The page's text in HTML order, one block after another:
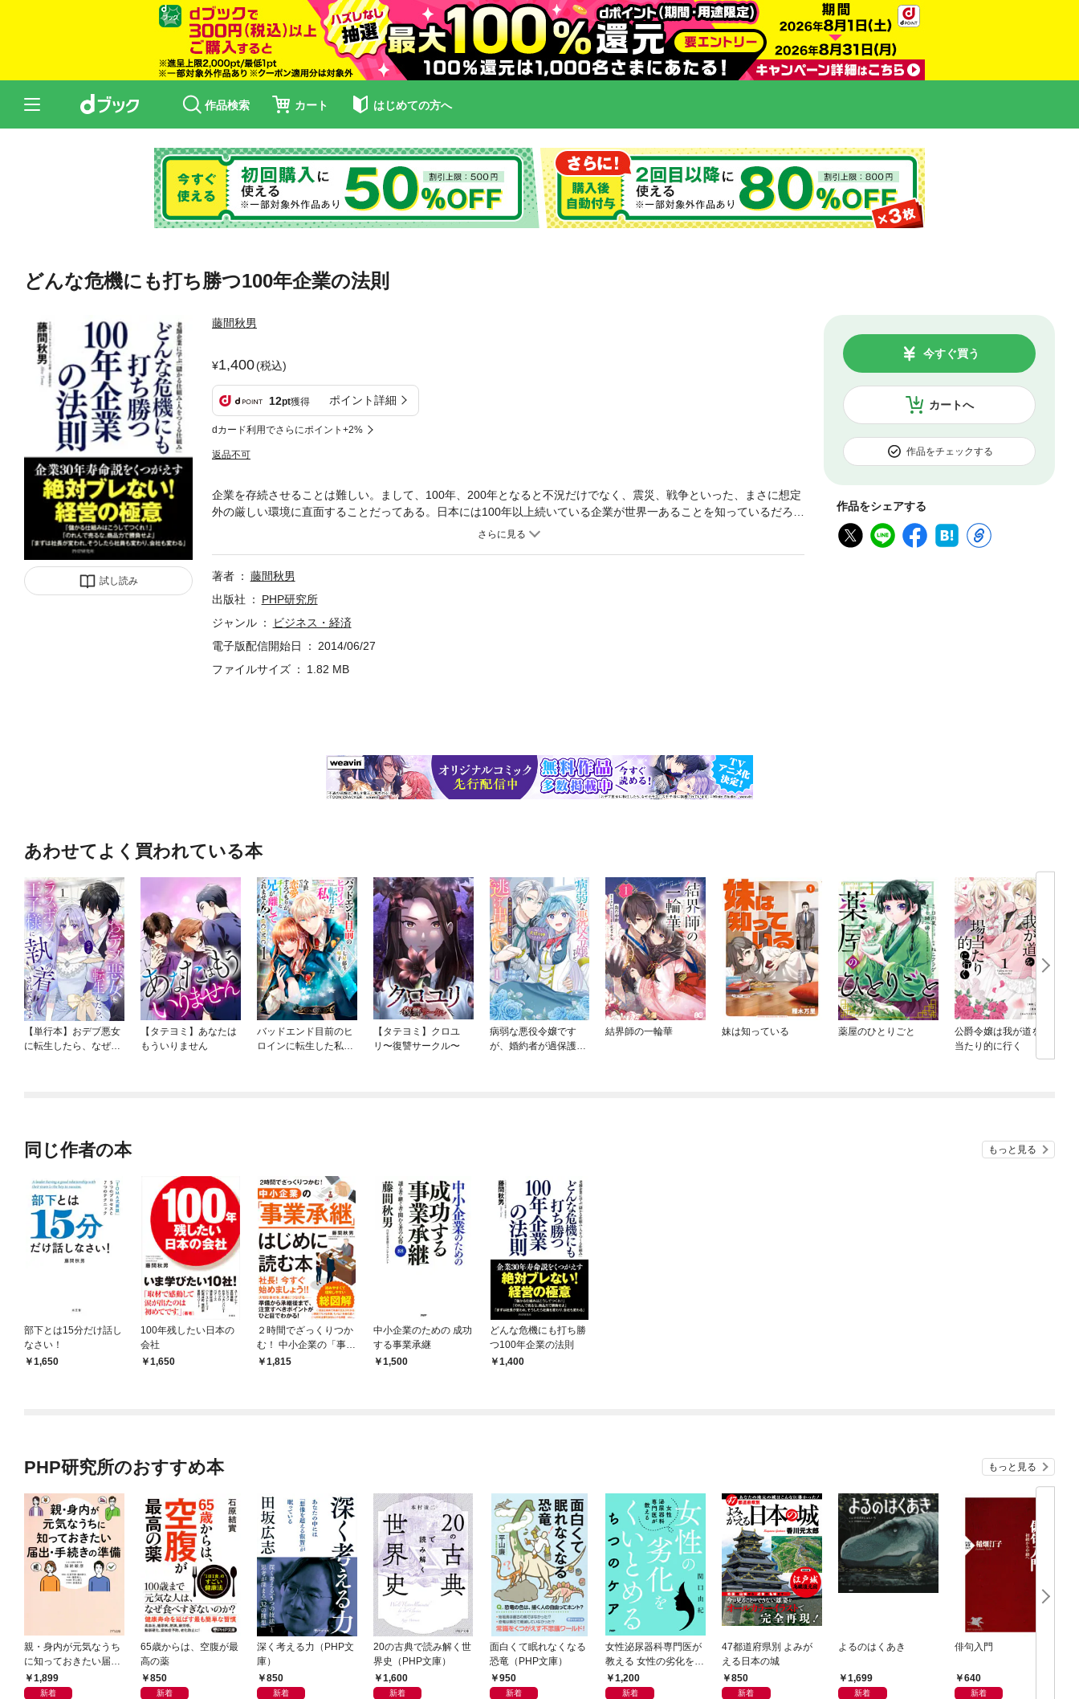
作品検索 カート はじめての方へ
どんな危機にも打ち勝つ100年企業の法則
試し読み
藤間秋男
1,400(税込)
12pt獲得 ポイント詳細
dカード利用でさらにポイント+2%
返品不可
カートへ
今すぐ買う
作品をチェックする
作品をシェアする
企業を存続させることは難しい。まして、100年、200年となると不況だけでなく、震災、戦争といった、まさに想定
外の厳しい環境に直面することだってある。日本には100年以上続いている企業が世界一あることを知っているだろう
か。日本は長寿企業の宝庫であり、だから学べる環境があるのだ。老舗といわれる企業の経営理念、儲かる仕組み、
著者
藤間秋男
出版社
PHP研究所
ジャンル
ビジネス・経済
電子版配信開始日
2014/06/27
ファイルサイズ
1.82 MB
あわせてよく買われている本
【単行本】おデブ悪女
に転生したら、なぜか
【タテヨミ】あなたは
もういりません
バッドエンド目前のヒ
ロインに転生した私、
【タテヨミ】クロユ
リ〜復讐サークル〜
病弱な悪役令嬢です
が、婚約者が過保護す
結界師の一輪華 妹は知っている 薬屋のひとりごと
公爵令嬢は我が道を場
当たり的に行く
同じ作者の本 もっと見る
部下とは15分だけ話し
なさい！
1,650
100年残したい日本の
会社
1,650
２時間でざっくりつか
む！ 中小企業の「事業
承継」はじめに読む本
1,815
中小企業のための 成功
する事業承継
1,500
どんな危機にも打ち勝
つ100年企業の法則
1,400
PHP研究所のおすすめ本 もっと見る
親・身内が元気なうち
に知っておきたい届
出・手続きの準備（き
ずな出版）
1,899
新着
65歳からは、空腹が最
高の薬
850
新着
深く考える力（PHP文
庫）
850
新着
20の古典で読み解く世
界史（PHP文庫）
1,600
新着
面白くて眠れなくなる
恐竜（PHP文庫）
950
新着
女性泌尿器科専門医が
教える 女性の劣化をく
いとめる ちつのケア
1,200
新着
47都道府県別 よみが
える日本の城
850
新着
よるのはくあき
1,699
新着
俳句入門
640
新着